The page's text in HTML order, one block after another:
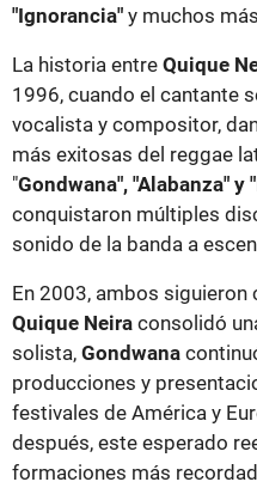
"Ignorancia" y muchos
La historia entre Quique
1996, cuando el cantante
vocalista y compositor,
más exitosas del reggae
"Gondwana", "Alabanza" y
conquistaron múltiples
sonido de la banda a
En 2003, ambos
Quique Neira consolidó
solista, Gondwana
producciones y
festivales de América y
después, este esperado
formaciones más